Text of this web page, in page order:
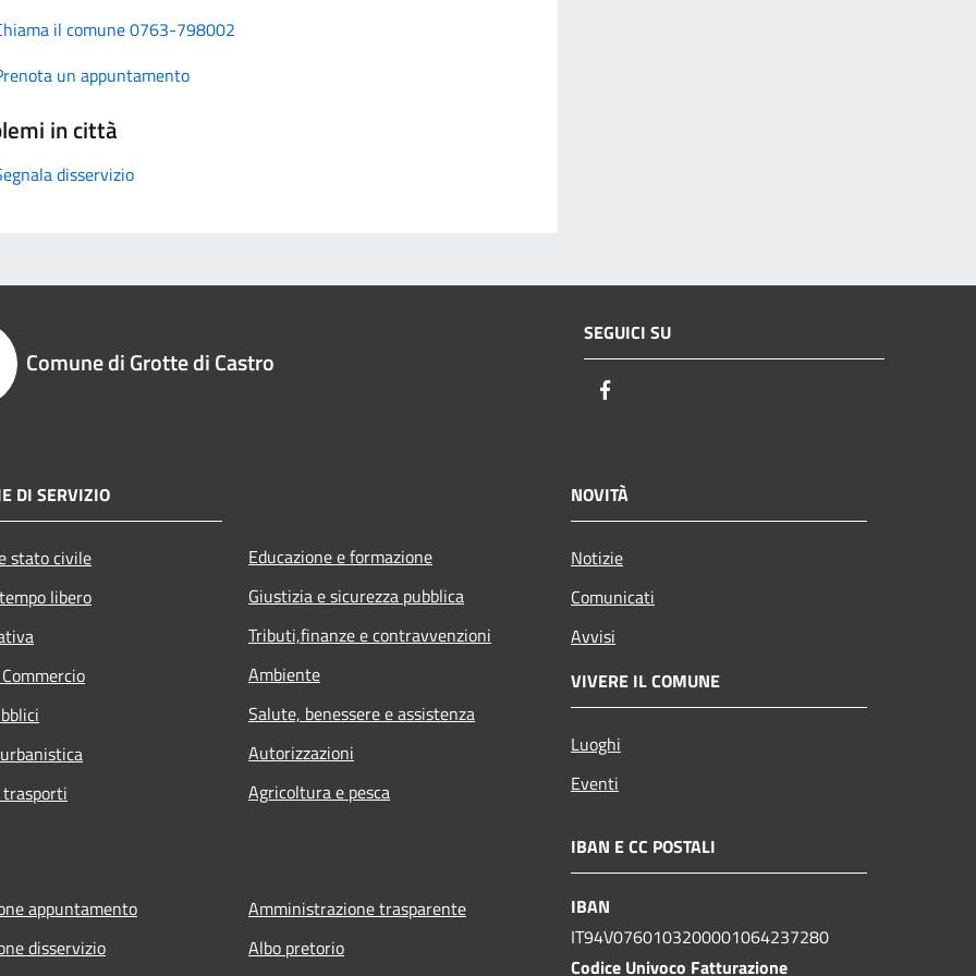
il comune 0763-798002
un appuntamento
in città
disservizio
Comune di Grotte di Castro
SEGUICI SU
DI SERVIZIO
stato civile
libero
Educazione e formazione
Giustizia e sicurezza pubblica
Tributi,finanze e contravvenzioni
Ambiente
Salute, benessere e assistenza
Autorizzazioni
Agricoltura e pesca
NOVITÀ
Notizie
Comunicati
Avvisi
VIVERE IL COMUNE
Luoghi
Eventi
appuntamento
disservizio
Amministrazione trasparente
Albo pretorio
IBAN E CC POSTALI
IBAN
IT94V0760103200001064237280
Codice Univoco Fatturazione